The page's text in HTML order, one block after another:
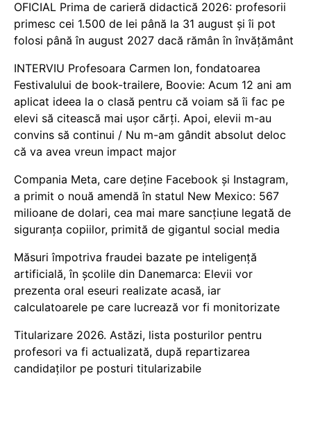
OFICIAL Prima de carieră didactică 2026: profesorii
primesc cei 1.500 de lei până la 31 august și îi pot
folosi până în august 2027 dacă rămân în învățământ
INTERVIU Profesoara Carmen Ion, fondatoarea
Festivalului de book-trailere, Boovie: Acum 12 ani am
aplicat ideea la o clasă pentru că voiam să îi fac pe
elevi să citească mai ușor cărți. Apoi, elevii m-au
convins să continui / Nu m-am gândit absolut deloc
că va avea vreun impact major
Compania Meta, care deține Facebook și Instagram,
a primit o nouă amendă în statul New Mexico: 567
milioane de dolari, cea mai mare sancțiune legată de
siguranța copiilor, primită de gigantul social media
Măsuri împotriva fraudei bazate pe inteligență
artificială, în școlile din Danemarca: Elevii vor
prezenta oral eseuri realizate acasă, iar
calculatoarele pe care lucrează vor fi monitorizate
Titularizare 2026. Astăzi, lista posturilor pentru
profesori va fi actualizată, după repartizarea
candidaților pe posturi titularizabile